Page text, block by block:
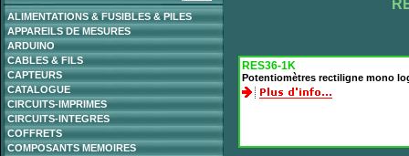
ALIMENTATIONS & FUSIBLES & PILES
APPAREILS DE MESURES
ARDUINO
CABLES & FILS
CAPTEURS
CATALOGUE
CIRCUITS-IMPRIMES
CIRCUITS-INTEGRES
COFFRETS
COMPOSANTS MEMOIRES
RES36-1K
Potentiomètres rectiligne mono